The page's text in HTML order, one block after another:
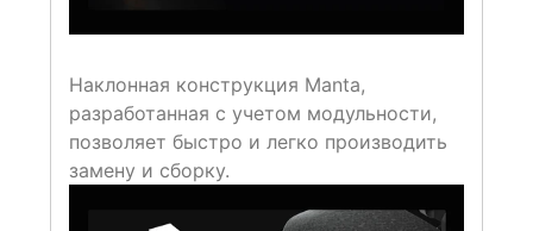
Наклонная конструкция Manta,
разработанная с учетом модульности,
позволяет быстро и легко производить
замену и сборку.